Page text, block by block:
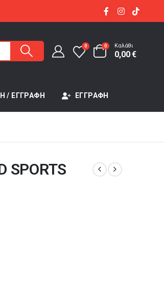
0 0 Καλάθι
0,00€
/ ΕΓΓΡΑΦΉ ΕΓΓΡΑΦΉ
SPORTS